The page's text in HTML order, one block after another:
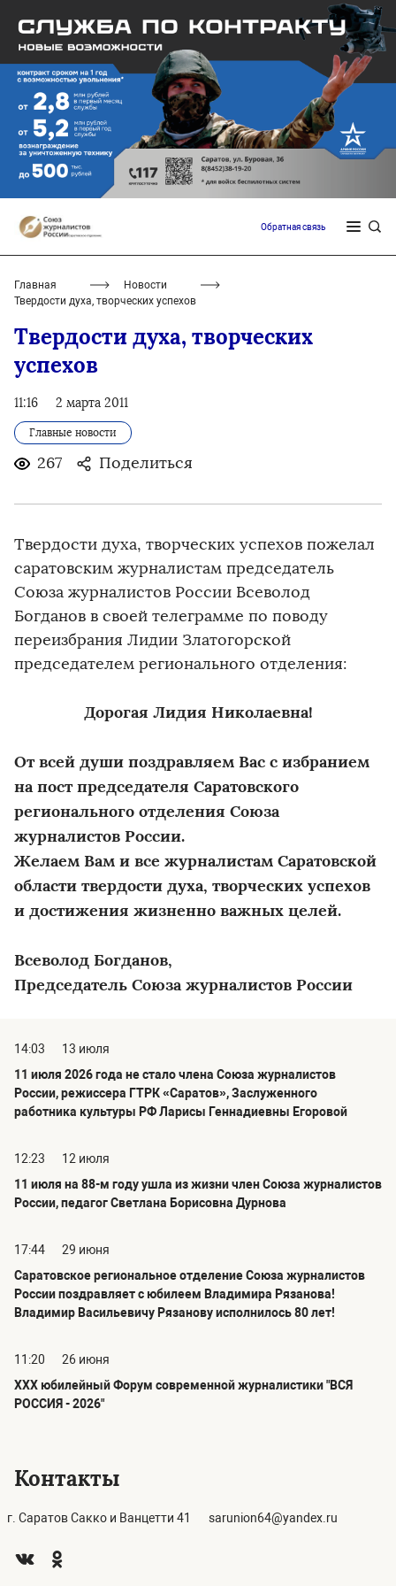
Обратная связь
Главная
Новости
Твердости духа, творческих успехов
Твердости духа, творческих
успехов
11:16 2 марта 2011
Главные новости
267 Поделиться
Твердости духа, творческих успехов пожелал
саратовским журналистам председатель
Союза журналистов России Всеволод
Богданов в своей телеграмме по поводу
переизбрания Лидии Златогорской
председателем регионального отделения:
Дорогая Лидия Николаевна!
От всей души поздравляем Вас с избранием
на пост председателя Саратовского
регионального отделения Союза
журналистов России.
Желаем Вам и все журналистам Саратовской
области твердости духа, творческих успехов
и достижения жизненно важных целей.
Всеволод Богданов,
Председатель Союза журналистов России
14:03
13 июля
11 июля 2026 года не стало члена Союза журналистов
России, режиссера ГТРК «Саратов», Заслуженного
работника культуры РФ Ларисы Геннадиевны Егоровой
12:23
12 июля
11 июля на 88-м году ушла из жизни член Союза журналистов
России, педагог Светлана Борисовна Дурнова
17:44
29 июня
Саратовское региональное отделение Союза журналистов
России поздравляет с юбилеем Владимира Рязанова!
Владимир Васильевичу Рязанову исполнилось 80 лет!
11:20
26 июня
ХХХ юбилейный Форум современной журналистики "ВСЯ
РОССИЯ - 2026"
Контакты
г. Саратов Сакко и Ванцетти 41 sarunion64@yandex.ru